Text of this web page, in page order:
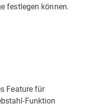
festlegen können.
Feature für
Funktion